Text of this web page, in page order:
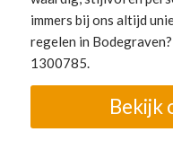
immers bij ons altijd
regelen in
1300785.
Bekijk